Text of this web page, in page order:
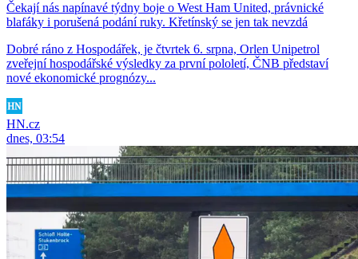
Čekají nás napínavé týdny boje o West Ham United, právnické
blafáky i porušená podání ruky. Křetínský se jen tak nevzdá
Dobré ráno z Hospodářek, je čtvrtek 6. srpna, Orlen Unipetrol
zveřejní hospodářské výsledky za první pololetí, ČNB představí
nové ekonomické prognózy...
HN.cz
dnes, 03:54